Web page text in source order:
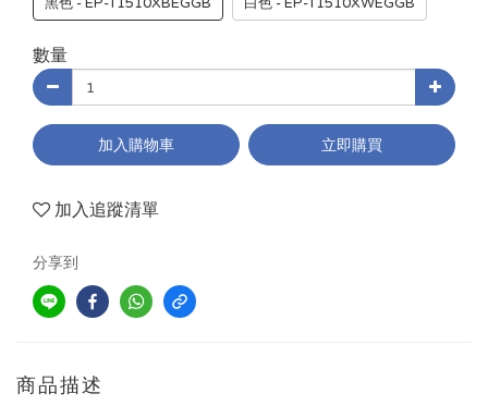
數量
加入購物車 立即購買
加入追蹤清單
分享到
商品描述